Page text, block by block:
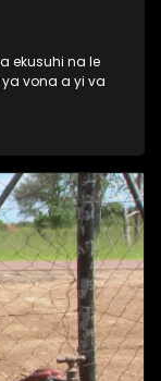
vona a yi va